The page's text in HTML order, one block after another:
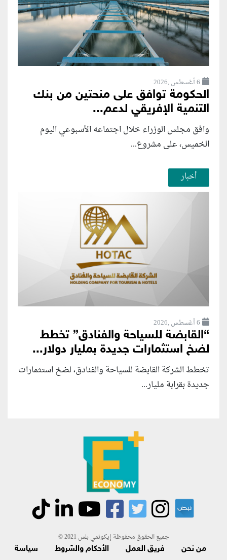
6 أغسطس ,2026
الحكومة توافق على منحتين من بنك
التنمية الإفريقي لدعم...
وافق مجلس الوزراء خلال اجتماعه الأسبوعي اليوم
الخميس، على مشروع...
أخبار
6 أغسطس ,2026
“القابضة للسياحة والفنادق” تخطط
لضخ استثمارات جديدة بمليار دولار...
تخطط الشركة القابضة للسياحة والفنادق، لضخ استثمارات
جديدة بقرابة مليار...
جميع الحقوق محفوظة إيكونمي بلس 2021 ©
من نحن فريق العمل الأحكام والشروط
سياسة